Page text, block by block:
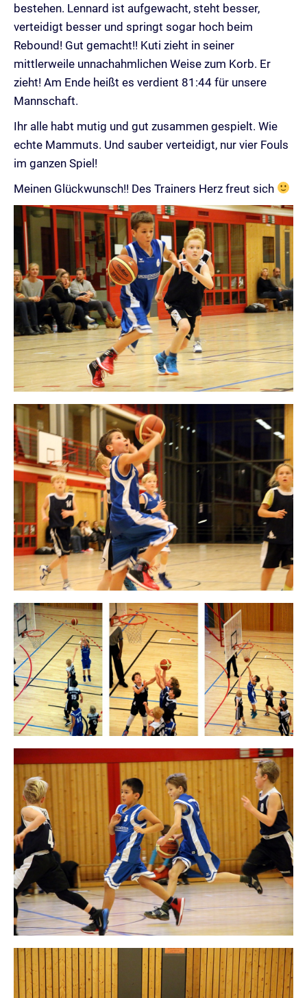
bestehen. Lennard ist aufgewacht, steht besser,
verteidigt besser und springt sogar hoch beim
Rebound! Gut gemacht!! Kuti zieht in seiner
mittlerweile unnachahmlichen Weise zum Korb. Er
zieht! Am Ende heißt es verdient 81:44 für unsere
Mannschaft.
Ihr alle habt mutig und gut zusammen gespielt. Wie
echte Mammuts. Und sauber verteidigt, nur vier Fouls
im ganzen Spiel!
Meinen Glückwunsch!! Des Trainers Herz freut sich